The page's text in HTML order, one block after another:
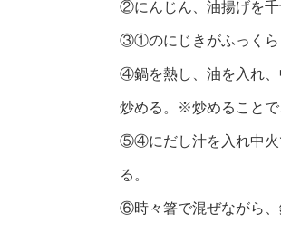
②にんじん、油揚げを千
③①のにじきがふっくら
④鍋を熱し、油を入れ、
炒める。※炒めることで
⑤④にだし汁を入れ中火
る。
⑥時々箸で混ぜながら